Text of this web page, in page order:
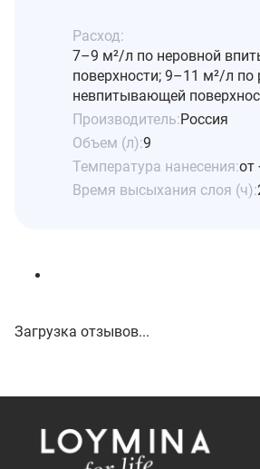
Расход:
7–9 м²/л по неровной
поверхности; 9–11 м²/л по
невпитывающей
Производитель:Россия
Объем (л):9
Температура нанесения:от
Время высыхания слоя (ч):
Загрузка отзывов...